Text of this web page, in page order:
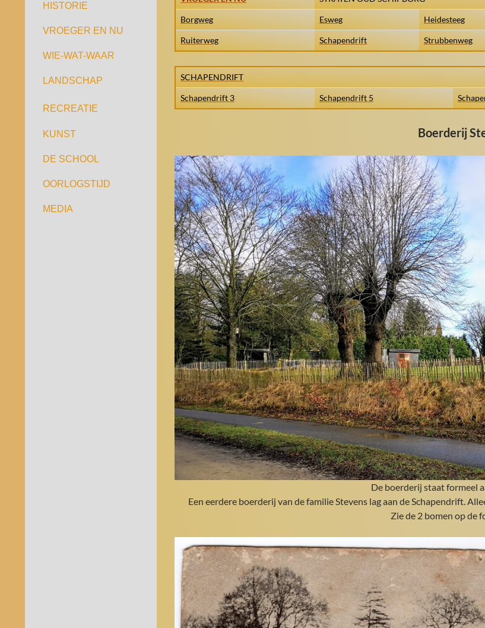
Borgweg Esweg Heidesteeg
Ruiterweg Schapendrift Strubbenweg
SCHAPENDRIFT
Schapendrift 3 Schapendrift 5
Boerderij
De boerderij staat formeel
Een eerdere boerderij van de familie Stevens lag aan de Schapendrift.
Zie de 2 bomen op de
HISTORIE
VROEGER EN NU
WIE-WAT-WAAR
LANDSCHAP
RECREATIE
KUNST
DE SCHOOL
OORLOGSTIJD
MEDIA